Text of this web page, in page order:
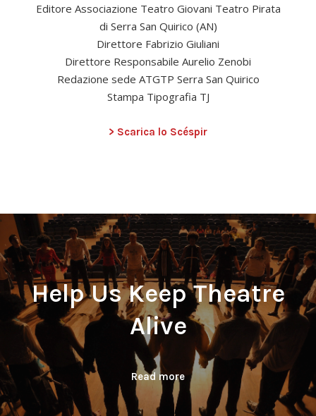
Editore Associazione Teatro Giovani Teatro Pirata
di Serra San Quirico (AN)
Direttore Fabrizio Giuliani
Direttore Responsabile Aurelio Zenobi
Redazione sede ATGTP Serra San Quirico
Stampa Tipografia TJ
> Scarica lo Scéspir
Help Us Keep Theatre
Alive
Read more